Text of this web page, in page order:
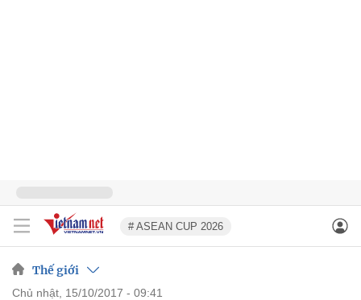
# ASEAN CUP 2026
Thế giới
chủ nhật, 15/10/2017 - 09:41